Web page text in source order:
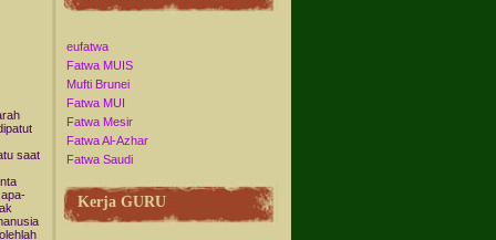
saat
eufatwa
Fatwa MUIS
Mufti Brunei
Fatwa MUI
Fatwa Mesir
Fatwa Al-Azhar
Fatwa Saudi
Kerja GURU